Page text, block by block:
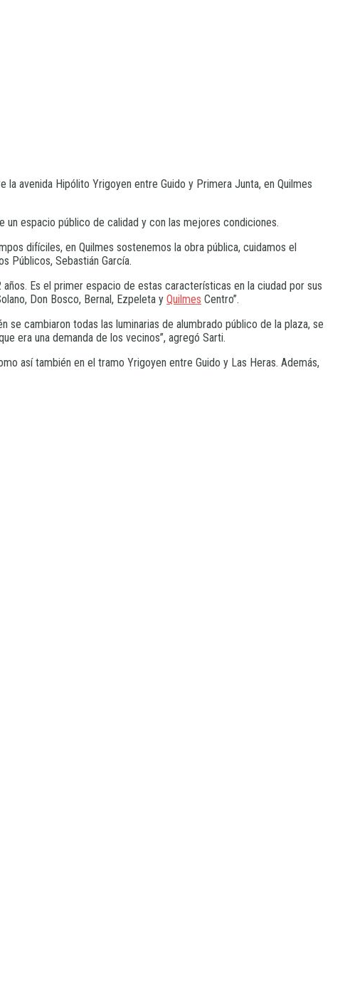
la avenida Hipólito Yrigoyen entre Guido y Primera Junta, en Quilmes
espacio público de calidad y con las mejores condiciones.
difíciles, en Quilmes sostenemos la obra pública, cuidamos el
Públicos, Sebastián García.
Es el primer espacio de estas características en la ciudad por sus
Don Bosco, Bernal, Ezpeleta y Quilmes Centro”.
cambiaron todas las luminarias de alumbrado público de la plaza, se
era una demanda de los vecinos”, agregó Sarti.
así también en el tramo Yrigoyen entre Guido y Las Heras. Además,